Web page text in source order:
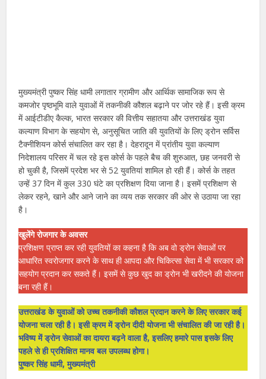
मुख्यमंत्री पुष्कर सिंह धामी लगातार ग्रामीण और आर्थिक सामाजिक रूप से
कमजोर पृष्ठभूमि वाले युवाओं में तकनीकी कौशल बढ़ाने पर जोर रहे हैं। इसी क्रम
में आईटीडीए कैल्क, भारत सरकार की वित्तीय सहातया और उत्तराखंड युवा
कल्याण विभाग के सहयोग से, अनुसूचित जाति की युवतियों के लिए ड्रोन सर्विस
टैक्नीशियन कोर्स संचालित कर रहा है। देहरादून में प्रांतीय युवा कल्याण
निदेशालय परिसर में चल रहे इस कोर्स के पहले बैच की शुरुआत, छह जनवरी से
हो चुकी है, जिसमें प्रदेश भर से 52 युवतियां शामिल हो रही हैं। कोर्स के तहत
उन्हें 37 दिन में कुल 330 घंटे का प्रशिक्षण दिया जाना है। इसमें प्रशिक्षण से
लेकर रहने, खाने और आने जाने का व्यय तक सरकार की ओर से उठाया जा रहा
है।
खुलेंगे रोजगार के अवसर
प्रशिक्षण प्राप्त कर रही युवतियों का कहना है कि अब वो ड्रोन सेवाओं पर
आधारित स्वरोजगार करने के साथ ही आपदा और चिकित्सा सेवा में भी सरकार को
सहयोग प्रदान कर सकते हैं। इसमें से कुछ खुद का ड्रोन भी खरीदने की योजना
बना रही हैं।
उत्तराखंड के युवाओं को उच्च तकनीकी कौशल प्रदान करने के लिए सरकार कई
योजना चला रही है। इसी क्रम में ड्रोन दीदी योजना भी संचालित की जा रही है।
भविष्य में ड्रोन सेवाओं का दायरा बढ़ने वाला है, इसलिए हमारे पास इसके लिए
पहले से ही प्रशिक्षित मानव बल उपलब्ध होगा।
पुष्कर सिंह धामी, मुख्यमंत्री